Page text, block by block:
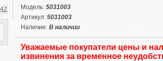
Модель: 5031003
Артикул: 5031003
Наличие: В наличии
Уважаемые покупатели цены и
извинения за временное